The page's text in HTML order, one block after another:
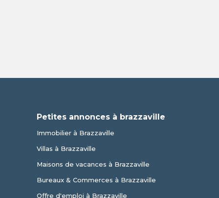
Petites annonces à brazzaville
Immobilier à Brazzaville
Villas à Brazzaville
Maisons de vacances à Brazzaville
Bureaux & Commerces à Brazzaville
Offre d'emploi à Brazzaville